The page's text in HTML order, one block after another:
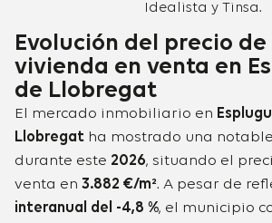
Idealista y Tinsa.
Evolución del precio de
vivienda en venta en
de Llobregat
El mercado inmobiliario en
Llobregat ha mostrado una
durante este 2026, situando el
venta en 3.882 €/m². A pesar de
interanual del -4,8 %, el municipio